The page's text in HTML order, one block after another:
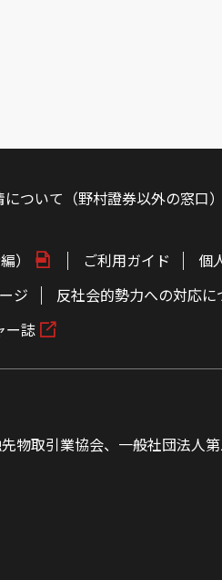
ついて（野村證券以外の窓口）
） ご利用ガイド 個
ジ 反社会的勢力への対応に
ー誌
物取引業協会、一般社団法人